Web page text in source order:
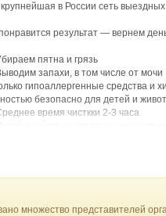
в России сеть
результат — вернем
пятна и грязь
запахи, в том числе от мочи
гипоаллергенные средства и
безопасно для детей и
время чисткки 2-3 часа
можно отправить в сообщения
множество представителей